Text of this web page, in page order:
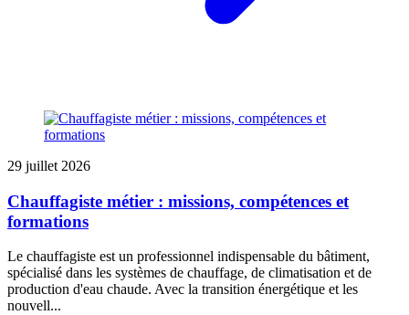
29 juillet 2026
Chauffagiste métier : missions, compétences et
formations
Le chauffagiste est un professionnel indispensable du bâtiment,
spécialisé dans les systèmes de chauffage, de climatisation et de
production d'eau chaude. Avec la transition énergétique et les
nouvell...